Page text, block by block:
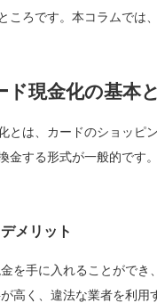
の
体
ころです。本コラムでは
ド現金化の基本
とは、カードのショッピ
金する形式が一般的です
メリット
を手に入れることができ
高く、違法な業者を利用